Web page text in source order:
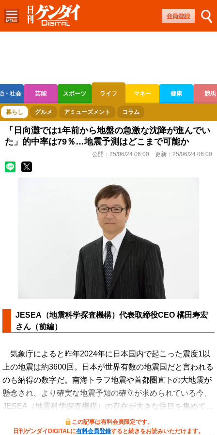
・社会 芸能 スポーツ ライフ マネー 健康 競馬
ボートレース 競輪 オートレース
暮らし グルメ アミューズメント コラム
「日向灘では1年前から地盤の急激な沈降が進んでい
た」的中率は79％…地震予測はどこまで可能か
公開： 25/06/24 06:00 更新： 25/06/24 06:00
JESEA（地震科学探査機構）代表取締役CEO 橘田寿宏
さん（前編）
気象庁によると昨年2024年に日本国内で起こった震度1以
上の地震は約3600回。日本が世界有数の地震国だと言われる
のも納得の数字だ。南海トラフ地震や首都圏直下の大地震が
懸念され、より確実な地震予知の確立が求められている今、
JESEA（地震科学探査機構）の存在が大きな注目を集めて…
この記事は有料会員限定です。
日刊ゲンダイDIGITALに有料会員登録すると続きをお読みいただけます。